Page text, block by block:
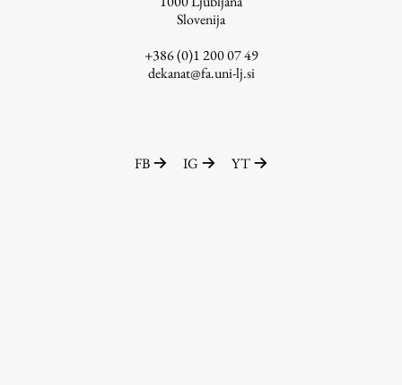
Slovenija
+386 (0)1 200 07 49
dekanat@fa.uni-lj.si
FB IG YT